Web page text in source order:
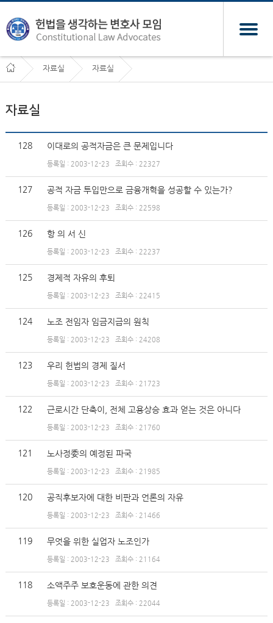
자료실 자료실
자료실
128 이대로의 공적자금은 큰 문제입니다
등록일 : 2003-12-23 조회수 : 22327
127 공적 자금 투입만으로 금융개혁을 성공할 수 있는가?
등록일 : 2003-12-23 조회수 : 22598
126 항 의 서 신
등록일 : 2003-12-23 조회수 : 22237
125 경제적 자유의 후퇴
등록일 : 2003-12-23 조회수 : 22415
124 노조 전임자 임금지급의 원칙
등록일 : 2003-12-23 조회수 : 24208
123 우리 헌법의 경제 질서
등록일 : 2003-12-23 조회수 : 21723
122 근로시간 단축이, 전체 고용상승 효과 얻는 것은 아니다
등록일 : 2003-12-23 조회수 : 21760
121 노사정委의 예정된 파국
등록일 : 2003-12-23 조회수 : 21985
120 공직후보자에 대한 비판과 언론의 자유
등록일 : 2003-12-23 조회수 : 21466
119 무엇을 위한 실업자 노조인가
등록일 : 2003-12-23 조회수 : 21164
118 소액주주 보호운동에 관한 의견
등록일 : 2003-12-23 조회수 : 22044